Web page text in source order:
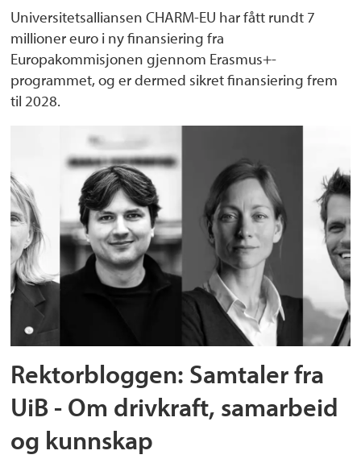
Universitetsalliansen CHARM-EU har fått rundt 7
millioner euro i ny finansiering fra
Europakommisjonen gjennom Erasmus+-
programmet, og er dermed sikret finansiering frem
til 2028.
Rektorbloggen: Samtaler fra
UiB - Om drivkraft, samarbeid
og kunnskap